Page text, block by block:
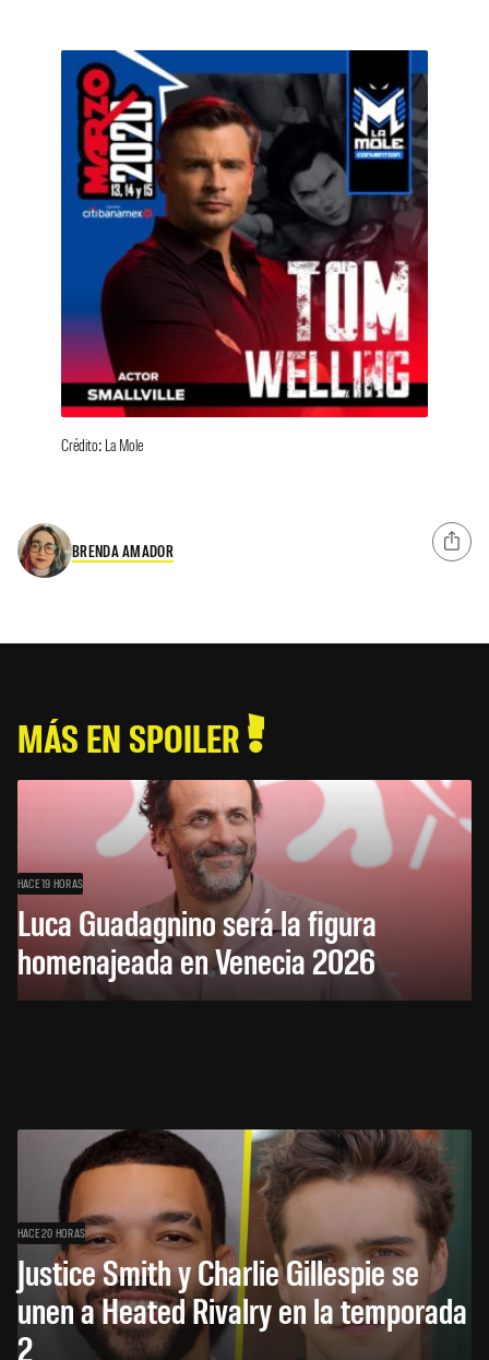
Crédito: La Mole
BRENDA AMADOR
MÁS EN SPOILER
HACE 19 HORAS
Luca Guadagnino será la figura
homenajeada en Venecia 2026
HACE 20 HORAS
Justice Smith y Charlie Gillespie se
unen a Heated Rivalry en la temporada
2